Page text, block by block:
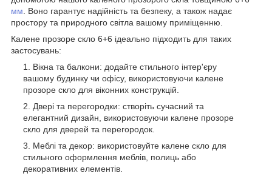
мм . Воно гарантує надійність та безпеку, а також надає
простору та природного світла вашому приміщенню.
Калене прозоре скло 6+6 ідеально підходить для таких
застосувань:
Вікна та балкони: додайте стильного інтер'єру
вашому будинку чи офісу, використовуючи калене
прозоре скло для віконних конструкцій.
Двері та перегородки: створіть сучасний та
елегантний дизайн, використовуючи калене прозоре
скло для дверей та перегородок.
Меблі та декор: використовуйте калене скло для
стильного оформлення меблів, полиць або
декоративних елементів.